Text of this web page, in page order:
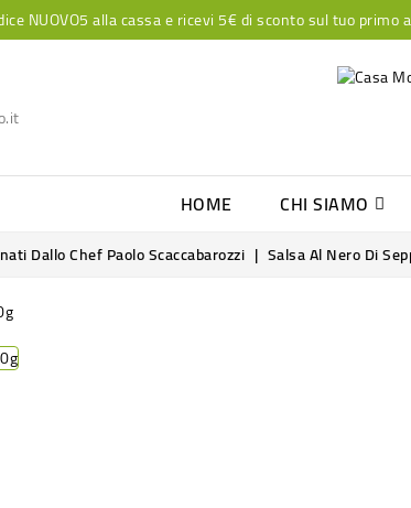
NUOVO5 alla cassa e ricevi 5€ di sconto sul tuo
HOME CHI SIAMO
Dallo Chef Paolo Scaccabarozzi Salsa Al Nero Di